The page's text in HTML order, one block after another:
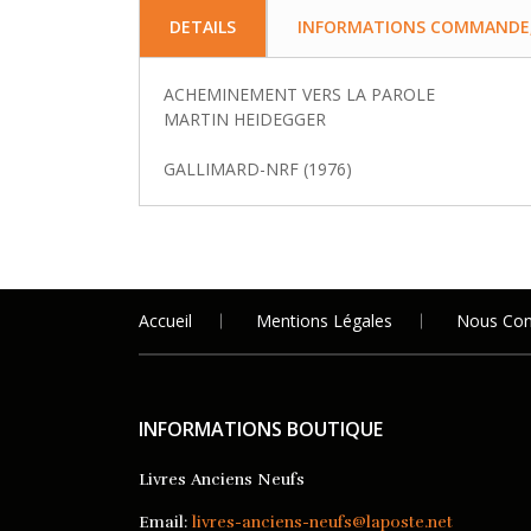
DETAILS INFORMATIONS
ACHEMINEMENT VERS LA PAROLE
MARTIN HEIDEGGER
GALLIMARD-NRF (1976)
Accueil Mentions Légales Nous
INFORMATIONS BOUTIQUE
Livres Anciens Neufs
Email: livres-anciens-neufs@laposte.net